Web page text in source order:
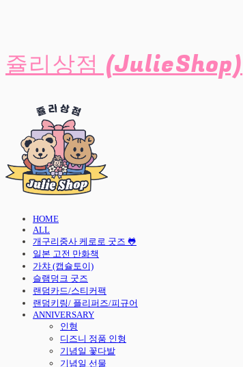
쥴리상점 (JulieShop)
HOME
ALL
개구리중사 케로로 굿즈 🐸
일본 고전 만화책
가챠 (캡슐토이)
슬램덩크 굿즈
랜덤카드/스티커팩
랜덤키링/ 플리퍼즈/피규어
ANNIVERSARY
인형
디즈니 정품 인형
기념일 꽃다발
기념일 선물